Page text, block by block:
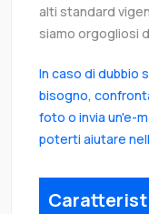
alti standard
siamo orgogliosi
In caso di dubbio
bisogno,
foto o invia un'e-
poterti aiutare